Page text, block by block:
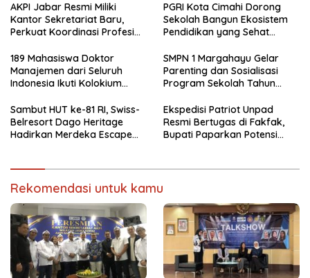
AKPI Jabar Resmi Miliki
Kantor Sekretariat Baru,
Perkuat Koordinasi Profesi
PGRI Kota Cimahi Dorong
Sekolah Bangun Ekosistem
Pendidikan yang Sehat
189 Mahasiswa Doktor
Manajemen dari Seluruh
Indonesia Ikuti Kolokium
SMPN 1 Margahayu Gelar
Parenting dan Sosialisasi
Program Sekolah Tahun
Sambut HUT ke-81 RI, Swiss-
Belresort Dago Heritage
Hadirkan Merdeka Escape
Ekspedisi Patriot Unpad
Resmi Bertugas di Fakfak,
Bupati Paparkan Potensi
Rekomendasi untuk kamu